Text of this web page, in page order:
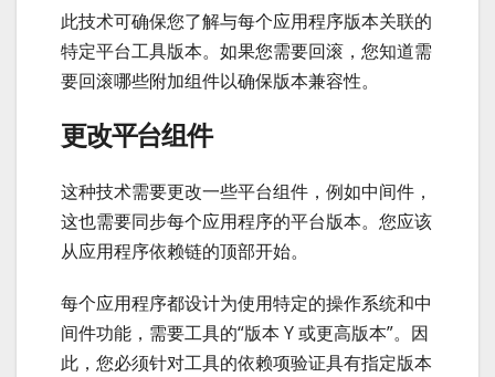
此技术可确保您了解与每个应用程序版本关联的
特定平台工具版本。如果您需要回滚，您知道需
要回滚哪些附加组件以确保版本兼容性。
更改平台组件
这种技术需要更改一些平台组件，例如中间件，
这也需要同步每个应用程序的平台版本。您应该
从应用程序依赖链的顶部开始。
每个应用程序都设计为使用特定的操作系统和中
间件功能，需要工具的“版本 Y 或更高版本”。因
此，您必须针对工具的依赖项验证具有指定版本